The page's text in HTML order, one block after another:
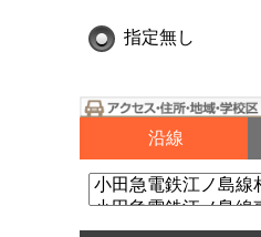
指定無し
沿線